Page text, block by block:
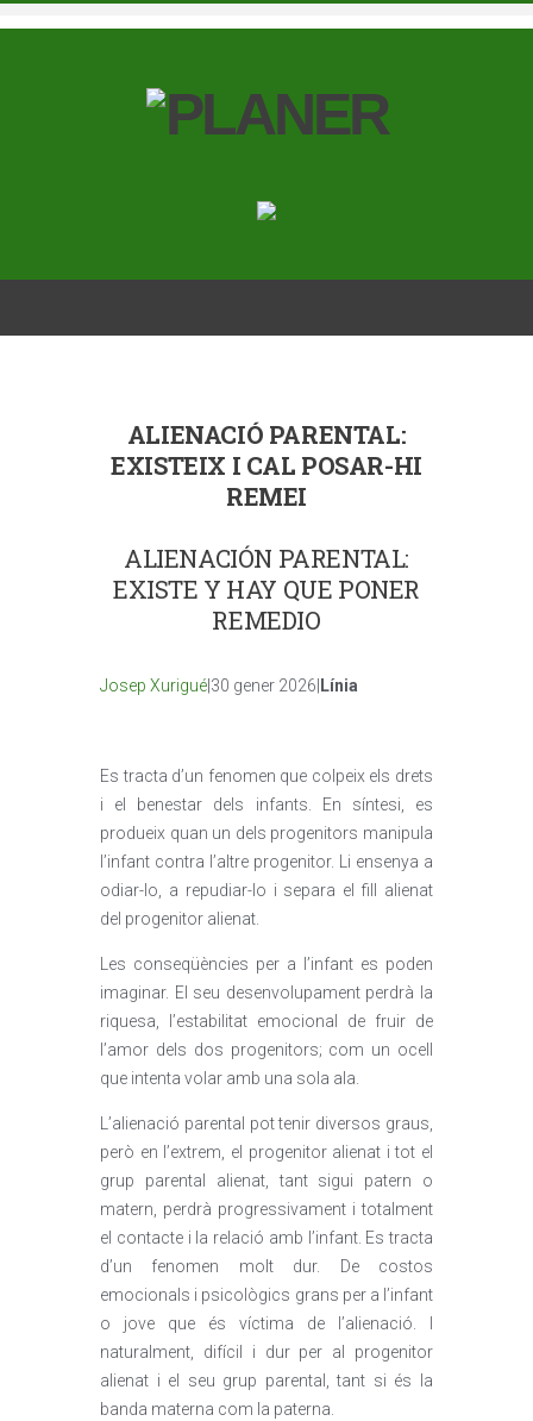
ALIENACIÓ PARENTAL:
EXISTEIX I CAL POSAR-HI
REMEI
ALIENACIÓN PARENTAL:
EXISTE Y HAY QUE PONER
REMEDIO
Josep Xurigué |30 gener 2026| Línia
Es tracta d’un fenomen que colpeix els drets
i el benestar dels infants. En síntesi, es
produeix quan un dels progenitors manipula
l’infant contra l’altre progenitor. Li ensenya a
odiar-lo, a repudiar-lo i separa el fill alienat
del progenitor alienat.
Les conseqüències per a l’infant es poden
imaginar. El seu desenvolupament perdrà la
riquesa, l’estabilitat emocional de fruir de
l’amor dels dos progenitors; com un ocell
que intenta volar amb una sola ala.
L’alienació parental pot tenir diversos graus,
però en l’extrem, el progenitor alienat i tot el
grup parental alienat, tant sigui patern o
matern, perdrà progressivament i totalment
el contacte i la relació amb l’infant. Es tracta
d’un fenomen molt dur. De costos
emocionals i psicològics grans per a l’infant
o jove que és víctima de l’alienació. I
naturalment, difícil i dur per al progenitor
alienat i el seu grup parental, tant si és la
banda materna com la paterna.